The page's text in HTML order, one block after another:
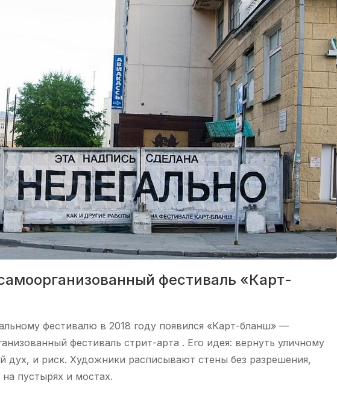
фестиваль «Карт-
фестивалю в 2018 году появился «Карт-бланш» —
фестиваль стрит-арта . Его идея: вернуть уличному
дух, и риск. Художники расписывают стены без разрешения,
пустырях и мостах.